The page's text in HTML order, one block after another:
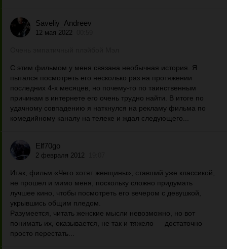
Saveliy_Andreev
12 мая 2022
С этим фильмом у меня связана необычная история. Я
пытался посмотреть его несколько раз на протяжении
последних 4-х месяцев, но почему-то по таинственным
причинам в интернете его очень трудно найти. В итоге по
удачному совпадению я наткнулся на рекламу фильма по
комедийному каналу на телеке и ждал следующего...
Elf70go
2 февраля 2012
Итак, фильм «Чего хотят женщины», ставший уже классикой,
не прошел и мимо меня, поскольку сложно придумать
лучшее кино, чтобы посмотреть его вечером с девушкой,
укрывшись общим пледом.
Разумеется, читать женские мысли невозможно, но вот
понимать их, оказывается, не так и тяжело — достаточно
просто перестать...